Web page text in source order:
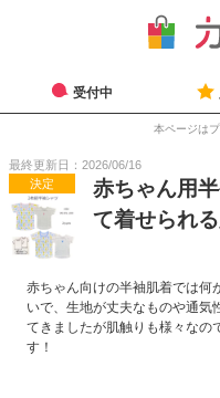
受付中
本ページは
最終更新日：2026/06/16
決定
赤ちゃん用
て着せられ
赤ちゃん向けの半袖肌着では何
いで、生地が丈夫なものや通気
てきましたが肌触りも様々なの
す！